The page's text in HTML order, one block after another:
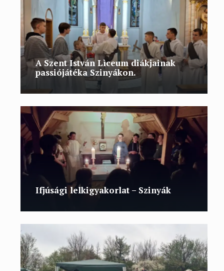
A Szent István Lìceum diákjainak
passiójátéka Szinyákon.
Ifjúsági lelkigyakorlat – Szinyák